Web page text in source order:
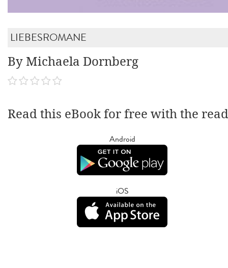
LIEBESROMANE
By Michaela Dornberg
Read this eBook for free with the
Android
iOS